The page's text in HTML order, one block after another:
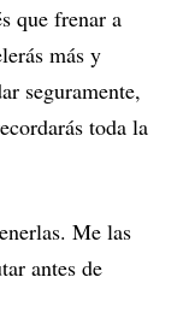
que frenar a
más y
seguramente,
toda la
Me las
antes de